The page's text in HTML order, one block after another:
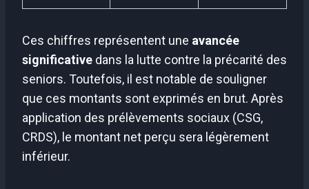
Ces chiffres représentent une avancée
significative dans la lutte contre la précarité des
seniors. Toutefois, il est notable de souligner
que ces montants sont exprimés en brut. Après
application des prélèvements sociaux (CSG,
CRDS), le montant net perçu sera légèrement
inférieur.